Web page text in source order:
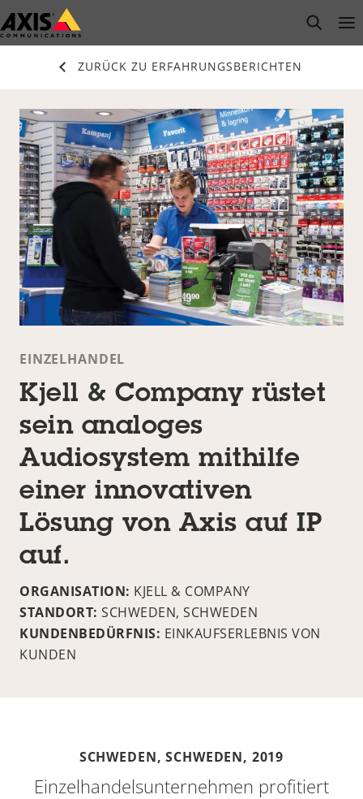
Zum
Hauptinhalt
open
ZURÜCK ZU ERFAHRUNGSBERICHTEN
EINZELHANDEL
Kjell & Company rüstet
sein analoges
Audiosystem mithilfe
einer innovativen
Lösung von Axis auf IP
auf.
ORGANISATION: KJELL & COMPANY
STANDORT: SCHWEDEN, SCHWEDEN
KUNDENBEDÜRFNIS: EINKAUFSERLEBNIS VON
KUNDEN
SCHWEDEN, SCHWEDEN, 2019
Einzelhandelsunternehmen profitiert